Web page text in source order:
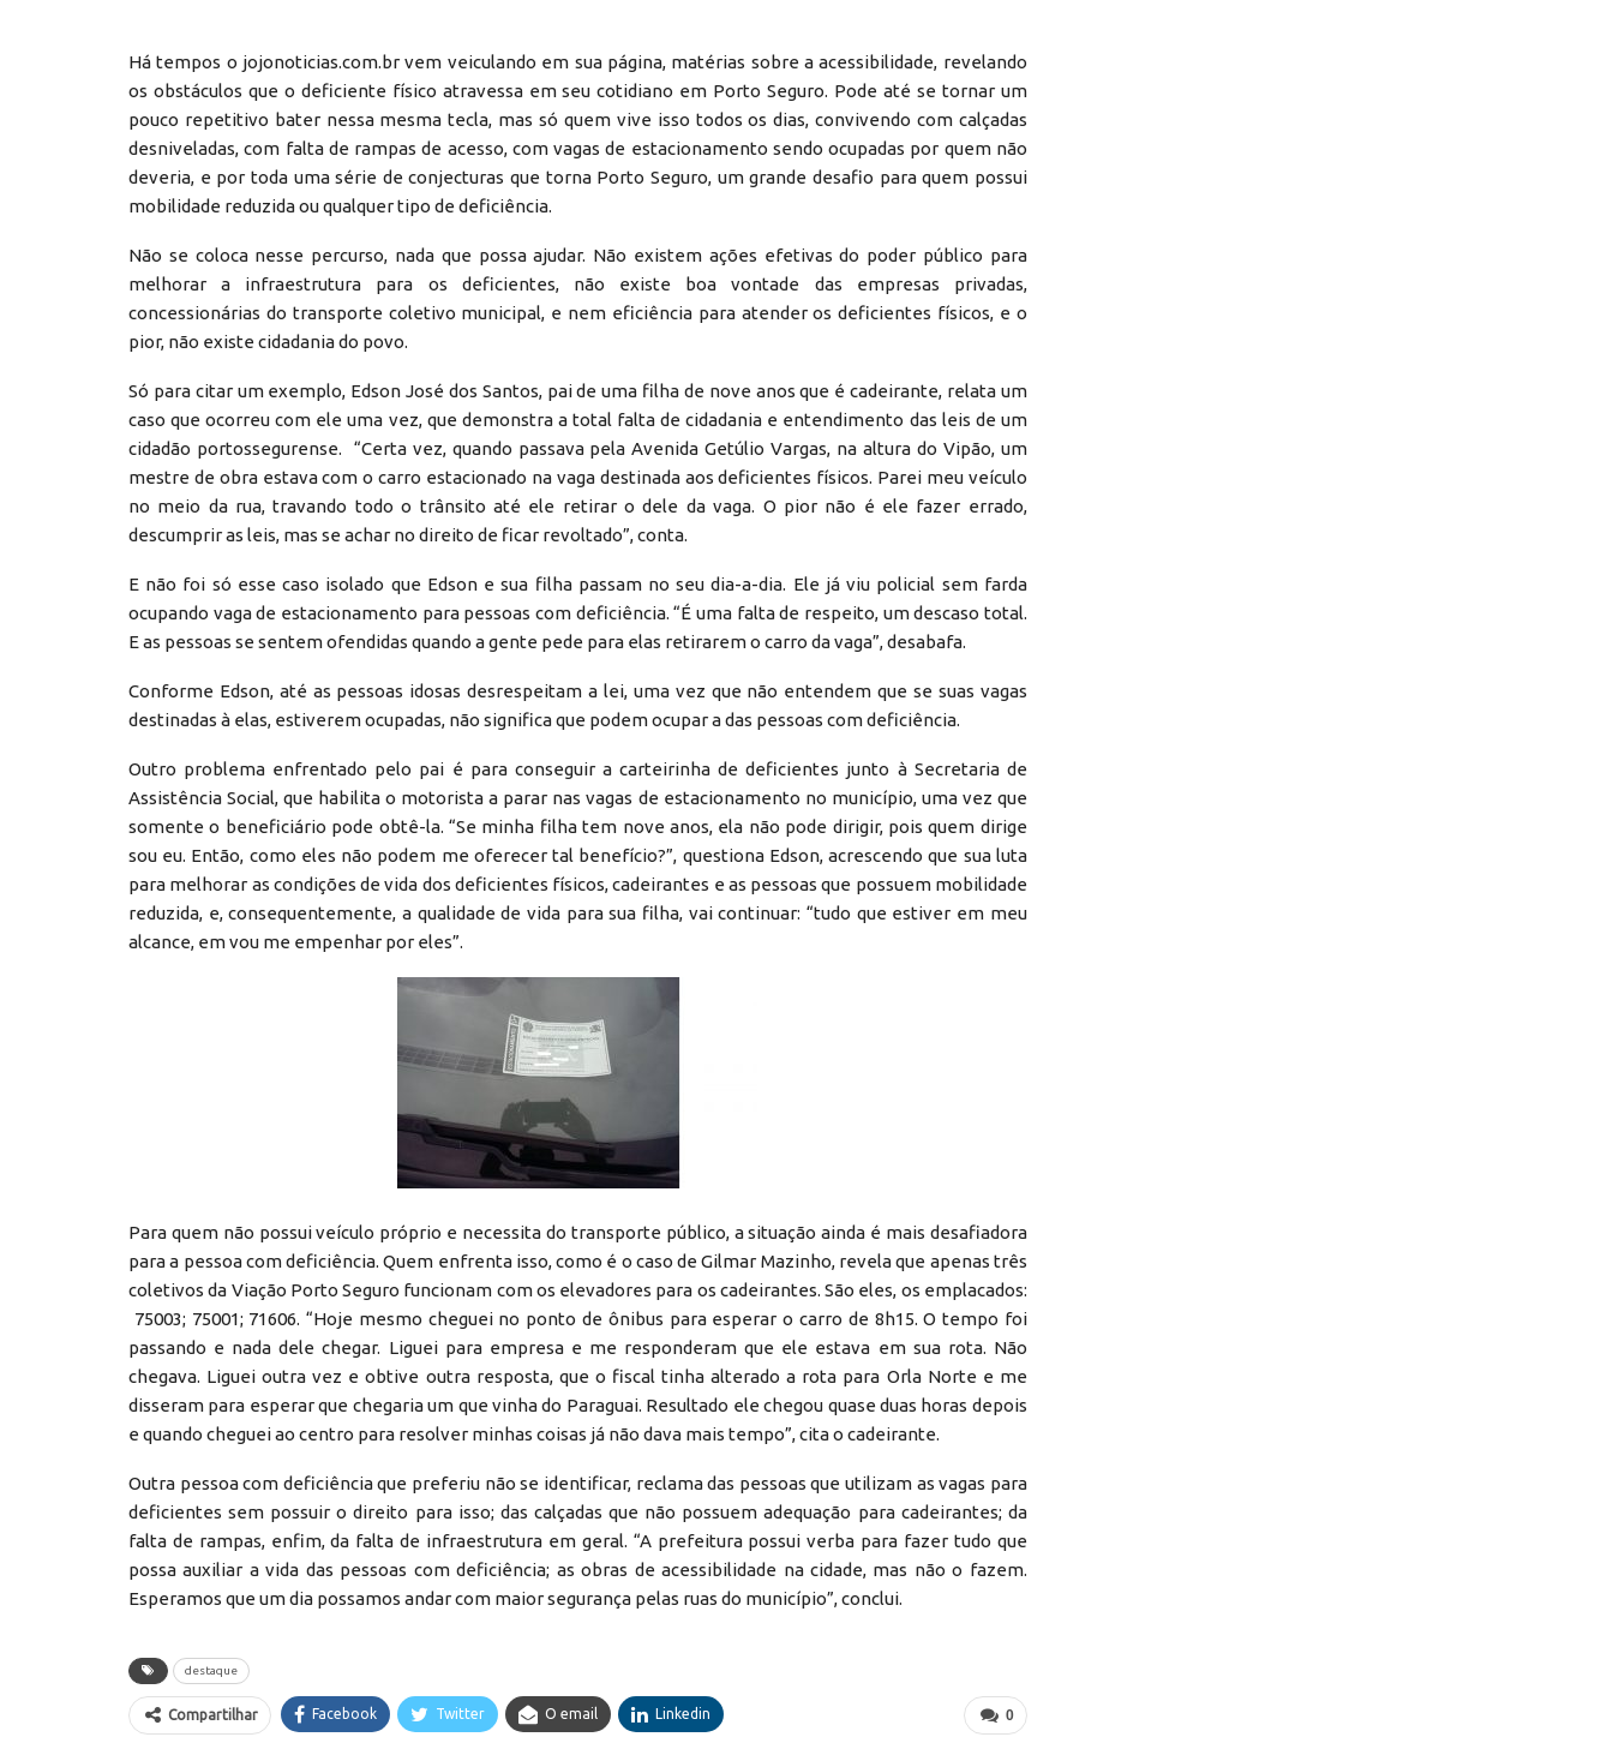
Há tempos o jojonoticias.com.br vem veiculando em sua página, matérias sobre a acessibilidade, revelando
os obstáculos que o deficiente físico atravessa em seu cotidiano em Porto Seguro. Pode até se tornar um
pouco repetitivo bater nessa mesma tecla, mas só quem vive isso todos os dias, convivendo com calçadas
desniveladas, com falta de rampas de acesso, com vagas de estacionamento sendo ocupadas por quem não
deveria, e por toda uma série de conjecturas que torna Porto Seguro, um grande desafio para quem possui
mobilidade reduzida ou qualquer tipo de deficiência.
Não se coloca nesse percurso, nada que possa ajudar. Não existem ações efetivas do poder público para
melhorar a infraestrutura para os deficientes, não existe boa vontade das empresas privadas,
concessionárias do transporte coletivo municipal, e nem eficiência para atender os deficientes físicos, e o
pior, não existe cidadania do povo.
Só para citar um exemplo, Edson José dos Santos, pai de uma filha de nove anos que é cadeirante, relata um
caso que ocorreu com ele uma vez, que demonstra a total falta de cidadania e entendimento das leis de um
cidadão portossegurense. “Certa vez, quando passava pela Avenida Getúlio Vargas, na altura do Vipão, um
mestre de obra estava com o carro estacionado na vaga destinada aos deficientes físicos. Parei meu veículo
no meio da rua, travando todo o trânsito até ele retirar o dele da vaga. O pior não é ele fazer errado,
descumprir as leis, mas se achar no direito de ficar revoltado”, conta.
E não foi só esse caso isolado que Edson e sua filha passam no seu dia-a-dia. Ele já viu policial sem farda
ocupando vaga de estacionamento para pessoas com deficiência. “É uma falta de respeito, um descaso total.
E as pessoas se sentem ofendidas quando a gente pede para elas retirarem o carro da vaga”, desabafa.
Conforme Edson, até as pessoas idosas desrespeitam a lei, uma vez que não entendem que se suas vagas
destinadas à elas, estiverem ocupadas, não significa que podem ocupar a das pessoas com deficiência.
Outro problema enfrentado pelo pai é para conseguir a carteirinha de deficientes junto à Secretaria de
Assistência Social, que habilita o motorista a parar nas vagas de estacionamento no município, uma vez que
somente o beneficiário pode obtê-la. “Se minha filha tem nove anos, ela não pode dirigir, pois quem dirige
sou eu. Então, como eles não podem me oferecer tal benefício?”, questiona Edson, acrescendo que sua luta
para melhorar as condições de vida dos deficientes físicos, cadeirantes e as pessoas que possuem mobilidade
reduzida, e, consequentemente, a qualidade de vida para sua filha, vai continuar: “tudo que estiver em meu
alcance, em vou me empenhar por eles”.
Para quem não possui veículo próprio e necessita do transporte público, a situação ainda é mais desafiadora
para a pessoa com deficiência. Quem enfrenta isso, como é o caso de Gilmar Mazinho, revela que apenas três
coletivos da Viação Porto Seguro funcionam com os elevadores para os cadeirantes. São eles, os emplacados:
75003; 75001; 71606. “Hoje mesmo cheguei no ponto de ônibus para esperar o carro de 8h15. O tempo foi
passando e nada dele chegar. Liguei para empresa e me responderam que ele estava em sua rota. Não
chegava. Liguei outra vez e obtive outra resposta, que o fiscal tinha alterado a rota para Orla Norte e me
disseram para esperar que chegaria um que vinha do Paraguai. Resultado ele chegou quase duas horas depois
e quando cheguei ao centro para resolver minhas coisas já não dava mais tempo”, cita o cadeirante.
Outra pessoa com deficiência que preferiu não se identificar, reclama das pessoas que utilizam as vagas para
deficientes sem possuir o direito para isso; das calçadas que não possuem adequação para cadeirantes; da
falta de rampas, enfim, da falta de infraestrutura em geral. “A prefeitura possui verba para fazer tudo que
possa auxiliar a vida das pessoas com deficiência; as obras de acessibilidade na cidade, mas não o fazem.
Esperamos que um dia possamos andar com maior segurança pelas ruas do município”, conclui.
destaque
0
Compartilhar Facebook Twitter O email Linkedin